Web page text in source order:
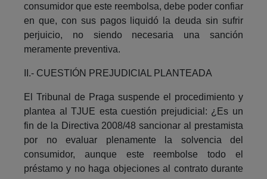
consumidor que este reembolsa, debe poder confiar
en que, con sus pagos liquidó la deuda sin sufrir
perjuicio, no siendo necesaria una sanción
meramente preventiva.
II.- CUESTIÓN PREJUDICIAL PLANTEADA
El Tribunal de Praga suspende el procedimiento y
plantea al TJUE esta cuestión prejudicial: ¿Es un
fin de la Directiva 2008/48 sancionar al prestamista
por no evaluar plenamente la solvencia del
consumidor, aunque este reembolse todo el
préstamo y no haga objeciones al contrato durante